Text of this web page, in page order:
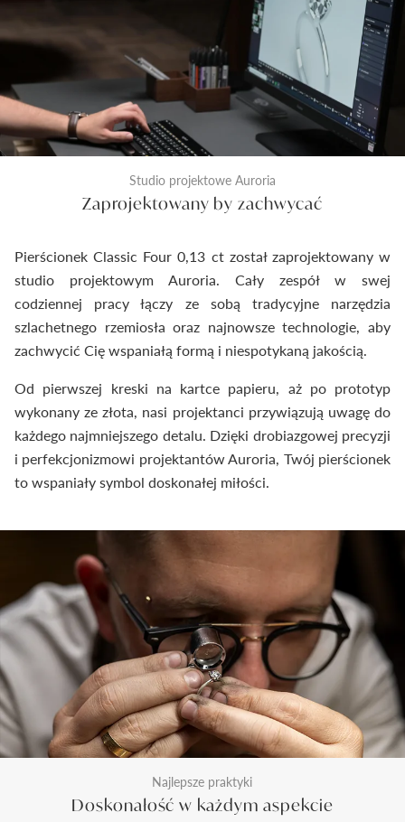
Studio projektowe Auroria
Zaprojektowany by zachwycać
Pierścionek Classic Four 0,13 ct został zaprojektowany w
studio projektowym Auroria. Cały zespół w swej
codziennej pracy łączy ze sobą tradycyjne narzędzia
szlachetnego rzemiosła oraz najnowsze technologie, aby
zachwycić Cię wspaniałą formą i niespotykaną jakością.
Od pierwszej kreski na kartce papieru, aż po prototyp
wykonany ze złota, nasi projektanci przywiązują uwagę do
każdego najmniejszego detalu. Dzięki drobiazgowej precyzji
i perfekcjonizmowi projektantów Auroria, Twój pierścionek
to wspaniały symbol doskonałej miłości.
Najlepsze praktyki
Doskonałość w każdym aspekcie